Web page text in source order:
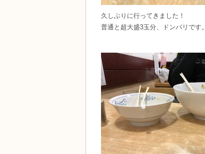
久しぶりに行ってきました！
普通と超大盛3玉分、ドンパリです。